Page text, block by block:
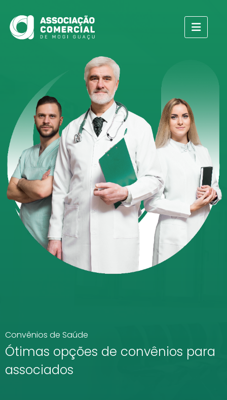
Convênios de Saúde
Ótimas opções de convênios para
associados